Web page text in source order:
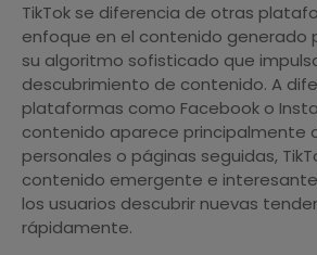
TikTok se diferencia de otras
enfoque en el contenido generado
su algoritmo sofisticado que
descubrimiento de contenido. A
plataformas como Facebook o
contenido aparece principalmente
personales o páginas seguidas,
contenido emergente e
los usuarios descubrir nuevas
rápidamente.